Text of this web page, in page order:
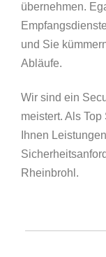
übernehmen.
und Sie
Abläufe.
Wir sind ein
meistert. Als
Ihnen
Rheinbrohl.